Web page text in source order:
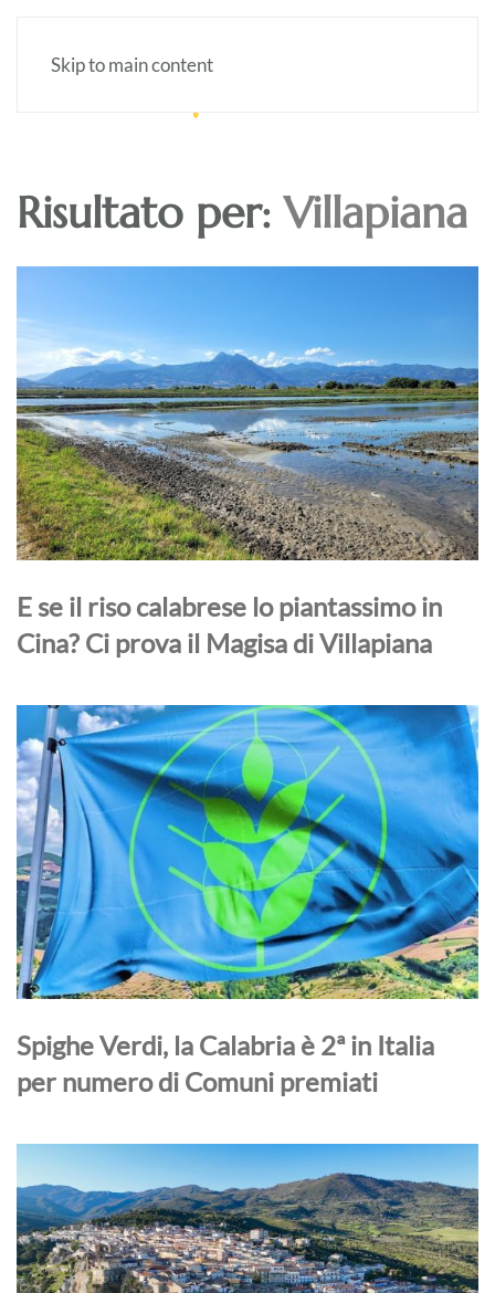
Skip to main content
Risultato per:Villapiana
E se il riso calabrese lo piantassimo in
Cina? Ci prova il Magisa di Villapiana
Spighe Verdi, la Calabria è 2ª in Italia
per numero di Comuni premiati